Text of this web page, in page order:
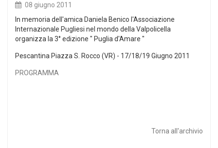
08 giugno 2011
In memoria dell'amica Daniela Benico l'Associazione
Internazionale Pugliesi nel mondo della Valpolicella
organizza la 3° edizione " Puglia d'Amare "
Pescantina Piazza S. Rocco (VR) - 17/18/19 Giugno 2011
PROGRAMMA
Torna all'archivio